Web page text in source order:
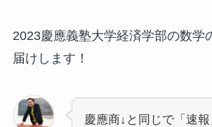
2023慶應義塾大学経済学部の数学
届けします！
慶應商↓と同じで「速報